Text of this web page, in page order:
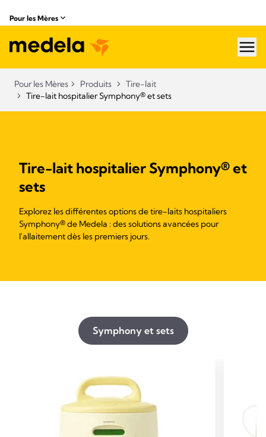
Pour les Mères
Pour les Mères Produits
Tire-lait
Tire-lait hospitalier Symphony® et sets​
Tire-lait hospitalier Symphony® et
sets
Explorez les différentes options de tire-laits hospitaliers
Symphony® de Medela : des solutions avancées pour
l'allaitement dès les premiers jours.
Symphony et sets